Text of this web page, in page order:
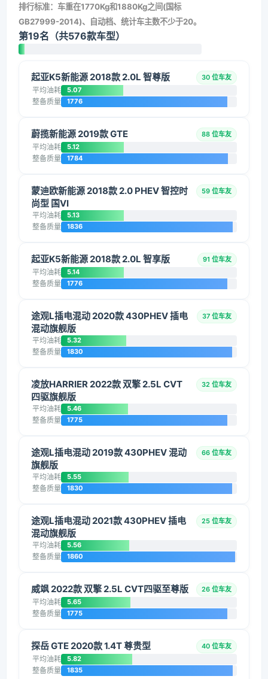
排行标准：车重在1770Kg和1880Kg之间(国标
GB27999-2014)、自动档、统计车主数不少于20。
第19名（共576款车型）
起亚K5新能源 2018款 2.0L 智尊版 30 位车友
平均油耗 5.07
整备质量 1776
蔚揽新能源 2019款 GTE 88 位车友
平均油耗 5.12
整备质量 1784
蒙迪欧新能源 2018款 2.0 PHEV 智控时
尚型 国VI
59 位车友
平均油耗 5.13
整备质量 1836
起亚K5新能源 2018款 2.0L 智享版 91 位车友
平均油耗 5.14
整备质量 1776
途观L插电混动 2020款 430PHEV 插电
混动旗舰版
37 位车友
平均油耗 5.32
整备质量 1830
凌放HARRIER 2022款 双擎 2.5L CVT
四驱旗舰版
32 位车友
平均油耗 5.46
整备质量 1775
途观L插电混动 2019款 430PHEV 混动
旗舰版
66 位车友
平均油耗 5.55
整备质量 1830
途观L插电混动 2021款 430PHEV 插电
混动旗舰版
25 位车友
平均油耗 5.56
整备质量 1860
威飒 2022款 双擎 2.5L CVT四驱至尊版 26 位车友
平均油耗 5.65
整备质量 1775
探岳 GTE 2020款 1.4T 尊贵型 40 位车友
平均油耗 5.82
整备质量 1835